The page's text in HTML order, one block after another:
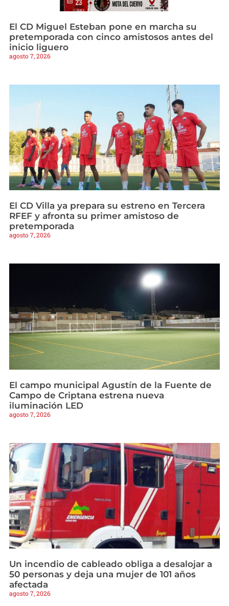
El CD Miguel Esteban pone en marcha su
pretemporada con cinco amistosos antes del
inicio liguero
agosto 7, 2026
El CD Villa ya prepara su estreno en Tercera
RFEF y afronta su primer amistoso de
pretemporada
agosto 7, 2026
El campo municipal Agustín de la Fuente de
Campo de Criptana estrena nueva
iluminación LED
agosto 7, 2026
Un incendio de cableado obliga a desalojar a
50 personas y deja una mujer de 101 años
afectada
agosto 7, 2026